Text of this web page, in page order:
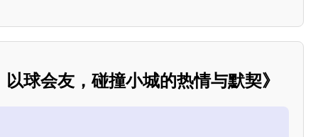
球会友，碰撞小城的热情与默契》